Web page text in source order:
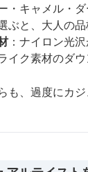
・キャメル・
と、大人の品
：ナイロン光
イク素材のダ
も、過度にカ